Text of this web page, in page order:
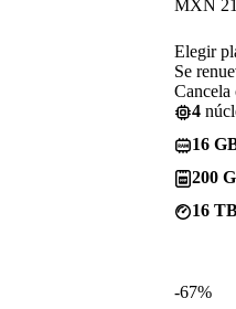
MXN
Elegir
Se
Cancela
4
16
200
16
-67%